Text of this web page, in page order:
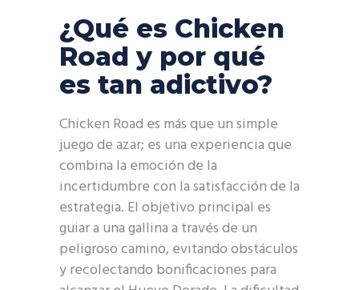
¿Qué es Chicken
Road y por qué
es tan adictivo?
Chicken Road es más que un simple
juego de azar; es una experiencia que
combina la emoción de la
incertidumbre con la satisfacción de la
estrategia. El objetivo principal es
guiar a una gallina a través de un
peligroso camino, evitando obstáculos
y recolectando bonificaciones para